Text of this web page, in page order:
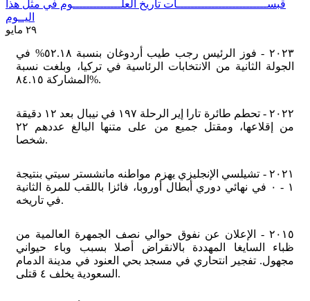
قبســــــــــــــــــــــــــات تاريخ العلــــــــــــــوم في مثل هذا
اليــوم
٢٩ مايو
٢٠٢٣ - فوز الرئيس رجب طيب أردوغان بنسبة ٥٢.١٨% في
الجولة الثانية من الانتخابات الرئاسية في تركيا، وبلغت نسبة
المشاركة ٨٤.١٥%.
٢٠٢٢ - تحطم طائرة تارا إير الرحلة ١٩٧ في نيبال بعد ١٢ دقيقة
من إقلاعها، ومقتل جميع من على متنها البالغ عددهم ٢٢
شخصا.
٢٠٢١ - تشيلسي الإنجليزي يهزم مواطنه مانشستر سيتي بنتيجة
١ - ٠ في نهائي دوري أبطال أوروبا، فائزا باللقب للمرة الثانية
في تاريخه.
٢٠١٥ - الإعلان عن نفوق حوالي نصف الجمهرة العالمية من
ظباء السايغا المهددة بالانقراض أصلا بسبب وباء حيواني
مجهول. تفجير انتحاري في مسجد بحي العنود في مدينة الدمام
السعودية يخلف ٤ قتلى.